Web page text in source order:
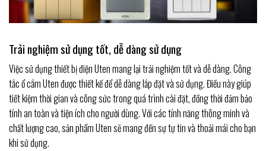
Trải nghiệm sử dụng tốt, dễ dàng sử dụng
Việc sử dụng thiết bị điện Uten mang lại trải nghiệm tốt và dễ dàng. Công
tắc ổ cắm Uten được thiết kế để dễ dàng lắp đặt và sử dụng. Điều này giúp
tiết kiệm thời gian và công sức trong quá trình cài đặt, đồng thời đảm bảo
tính an toàn và tiện ích cho người dùng. Với các tính năng thông minh và
chất lượng cao, sản phẩm Uten sẽ mang đến sự tự tin và thoải mái cho bạn
khi sử dụng.